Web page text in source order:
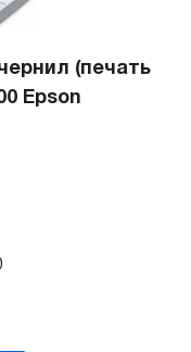
(печать
Epson